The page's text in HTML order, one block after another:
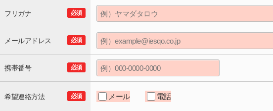
必須
フリガナ
必須
メールアドレス
必須
携帯番号
必須
希望連絡方法 メール 電話